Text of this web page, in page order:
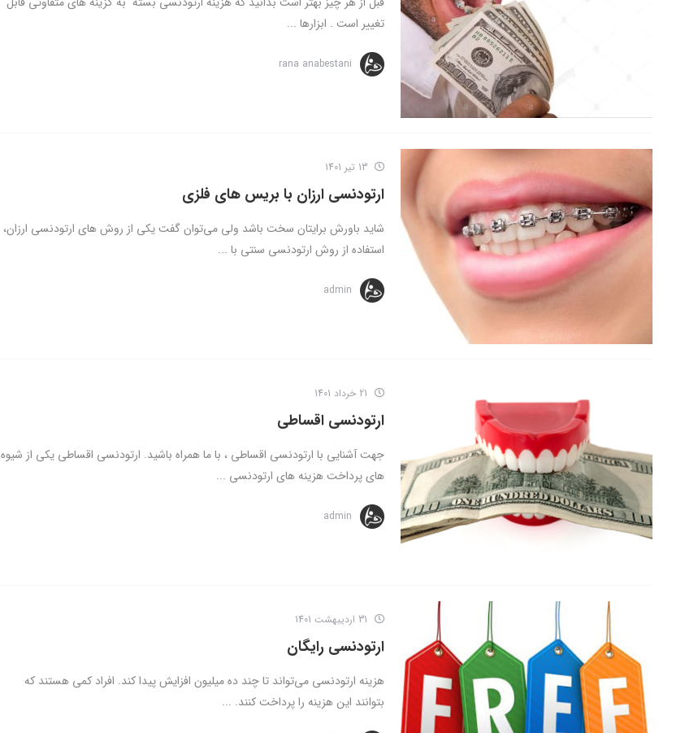
تغییر است . ابزارها ...
rana anabestani
ارتودنسی ارزان با بریس های فلزی
شاید باورش برایتان سخت باشد ولی می‌توان گفت یکی از روش های ارتودنسی ارزان،
استفاده از روش ارتودنسی سنتی با ...
admin
ارتودنسی اقساطی
جهت آشنایی با ارتودنسی اقساطی ، با ما همراه باشید. ارتودنسی اقساطی یکی از شیوه
های پرداخت هزینه های ارتودنسی ...
admin
ارتودنسی رایگان
هزینه ارتودنسی می‌تواند تا چند ده میلیون افزایش پیدا کند. افراد کمی هستند که
بتوانند این هزینه را پرداخت کنند. ...